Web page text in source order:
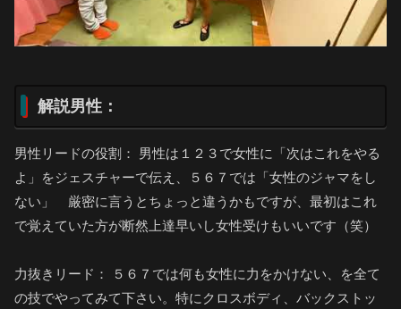
解説男性：
男性リードの役割： 男性は１２３で女性に「次はこれをやる
よ」をジェスチャーで伝え、５６７では「女性のジャマをし
ない」 厳密に言うとちょっと違うかもですが、最初はこれ
で覚えていた方が断然上達早いし女性受けもいいです（笑）
力抜きリード： ５６７では何も女性に力をかけない、を全て
の技でやってみて下さい。特にクロスボディ、バックストッ